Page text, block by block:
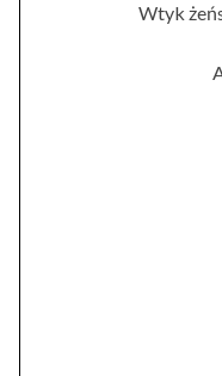
Wtyk